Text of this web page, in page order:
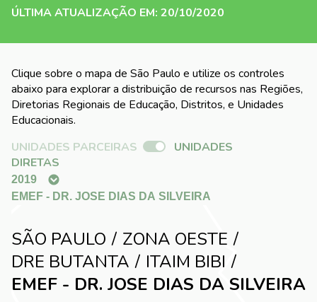
ÚLTIMA ATUALIZAÇÃO EM: 20/10/2020
Clique sobre o mapa de São Paulo e utilize os controles
abaixo para explorar a distribuição de recursos nas Regiões,
Diretorias Regionais de Educação, Distritos, e Unidades
Educacionais.
UNIDADES PARCEIRAS
UNIDADES
DIRETAS
SÃO PAULO
ZONA OESTE
DRE BUTANTA
ITAIM BIBI
EMEF - DR. JOSE DIAS DA SILVEIRA